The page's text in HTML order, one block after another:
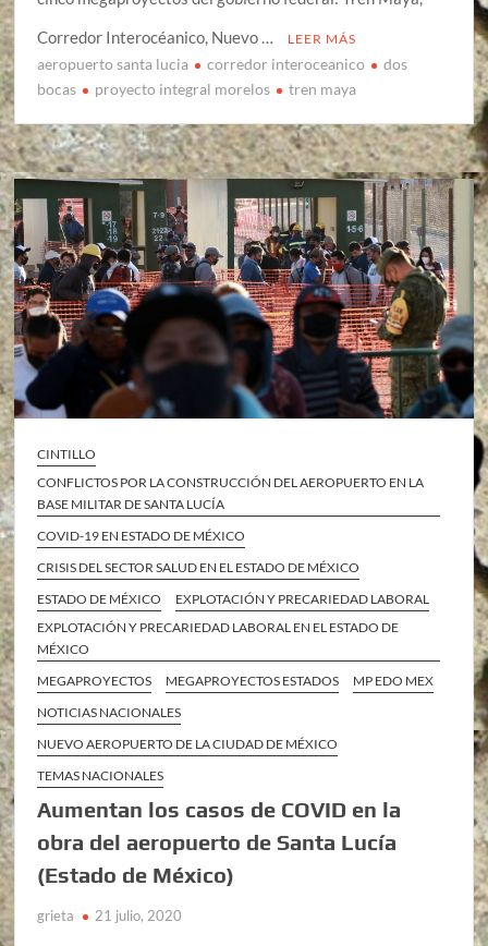
Corredor Interocéanico, Nuevo …
LEER MÁS
aeropuerto santa lucia corredor interoceanico
dos
bocas
proyecto integral morelos tren maya
CINTILLO
CONFLICTOS POR LA CONSTRUCCIÓN DEL AEROPUERTO EN LA
BASE MILITAR DE SANTA LUCÍA
COVID-19 EN ESTADO DE MÉXICO
CRISIS DEL SECTOR SALUD EN EL ESTADO DE MÉXICO
ESTADO DE MÉXICO
EXPLOTACIÓN Y PRECARIEDAD LABORAL
EXPLOTACIÓN Y PRECARIEDAD LABORAL EN EL ESTADO DE
MÉXICO
MEGAPROYECTOS
MEGAPROYECTOS ESTADOS
MP EDO MEX
NOTICIAS NACIONALES
NUEVO AEROPUERTO DE LA CIUDAD DE MÉXICO
TEMAS NACIONALES
Aumentan los casos de COVID en la
obra del aeropuerto de Santa Lucía
(Estado de México)
grieta 21 julio, 2020